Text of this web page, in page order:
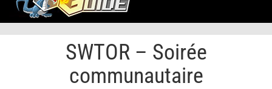
SWTOR – Soirée
communautaire